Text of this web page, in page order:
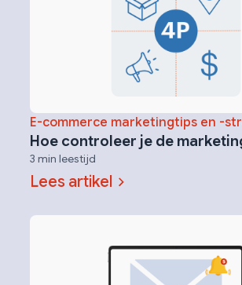
E-commerce marketingtips en -
Hoe controleer je de
3 min leestijd
Lees artikel